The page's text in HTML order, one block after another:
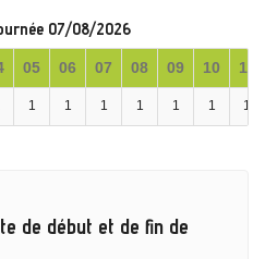
07/08/2026
05 06 07 08 09 10 11
1 1 1 1 1 1 1
de début et de fin de